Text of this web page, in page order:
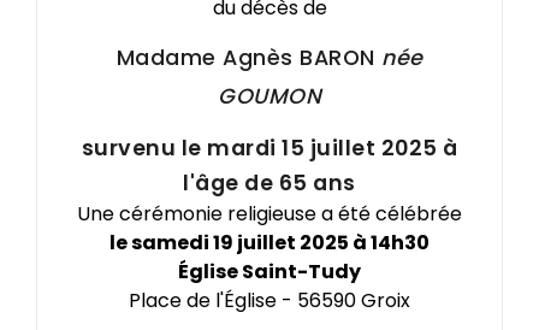
du décès de
Madame Agnès BARON née
GOUMON
survenu le mardi 15 juillet 2025 à
l'âge de 65 ans
Une cérémonie religieuse a été célébrée
le samedi 19 juillet 2025 à 14h30
Église Saint-Tudy
Place de l'Église - 56590 Groix